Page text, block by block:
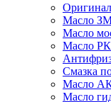
Масло
Масло
Масло РК
Смазка
Масло
Масло